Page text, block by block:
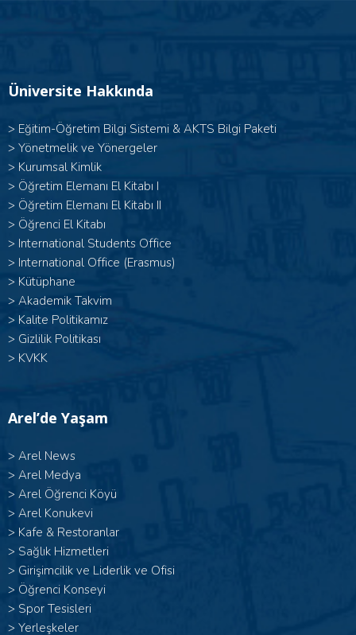
Üniversite Hakkında
> Eğitim-Öğretim Bilgi Sistemi & AKTS Bilgi Paketi
> Yönetmelik ve Yönergeler
> Kurumsal Kimlik
> Öğretim Elemanı El Kitabı I
> Öğretim Elemanı El Kitabı II
> Öğrenci El Kitabı
> International Students Office
> International Office (Erasmus)
> Kütüphane
> Akademik Takvim
> Kalite Politikamız
> Gizlilik Politikası
> KVKK
Arel’de Yaşam
> Arel News
> Arel Medya
> Arel Öğrenci Köyü
> Arel Konukevi
> Kafe & Restoranlar
> Sağlık Hizmetleri
> Girişimcilik ve Liderlik ve Ofisi
> Öğrenci Konseyi
> Spor Tesisleri
> Yerleşkeler